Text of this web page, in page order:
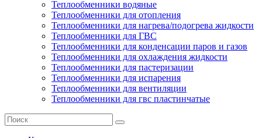
Теплообменники водяные
Теплообменники для отопления
Теплообменники для нагрева/подогрева жидкости
Теплообменники для ГВС
Теплообменники для конденсации паров и газов
Теплообменники для охлаждения жидкости
Теплообменники для пастеризации
Теплообменники для испарения
Теплообменники для вентиляции
Теплообменники для гвс пластинчатые